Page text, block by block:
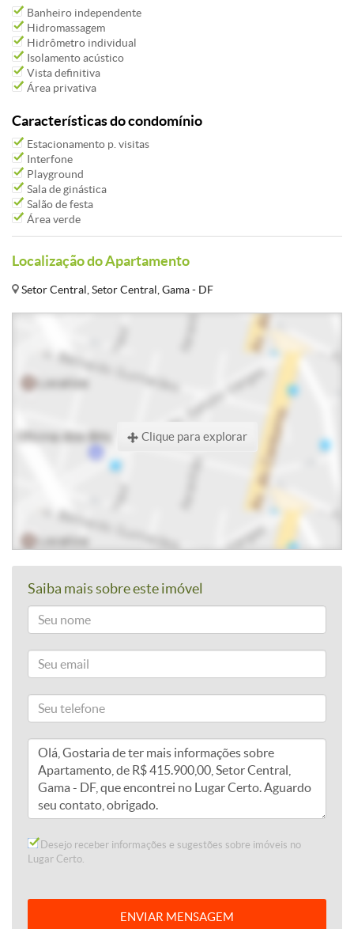
Banheiro independente
Hidromassagem
Hidrômetro individual
Isolamento acústico
Vista definitiva
Área privativa
Características do condomínio
Estacionamento p. visitas
Interfone
Playground
Sala de ginástica
Salão de festa
Área verde
Localização do Apartamento
Setor Central, Setor Central, Gama - DF
Clique para explorar
Saiba mais sobre este imóvel
Desejo receber informações e sugestões sobre imóveis no
Lugar Certo.
ENVIAR MENSAGEM